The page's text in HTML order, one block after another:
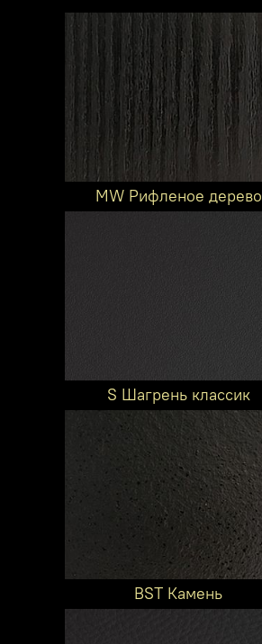
MW Рифленое дерево
S Шагрень классик
BST Камень